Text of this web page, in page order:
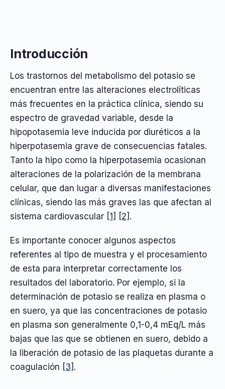
Introducción
Los trastornos del metabolismo del potasio se
encuentran entre las alteraciones electrolíticas
más frecuentes en la práctica clínica, siendo su
espectro de gravedad variable, desde la
hipopotasemia leve inducida por diuréticos a la
hiperpotasemia grave de consecuencias fatales.
Tanto la hipo como la hiperpotasemia ocasionan
alteraciones de la polarización de la membrana
celular, que dan lugar a diversas manifestaciones
clínicas, siendo las más graves las que afectan al
sistema cardiovascular [1] [2] .
Es importante conocer algunos aspectos
referentes al tipo de muestra y el procesamiento
de esta para interpretar correctamente los
resultados del laboratorio. Por ejemplo, si la
determinación de potasio se realiza en plasma o
en suero, ya que las concentraciones de potasio
en plasma son generalmente 0,1-0,4 mEq/L más
bajas que las que se obtienen en suero, debido a
la liberación de potasio de las plaquetas durante a
coagulación [3] .